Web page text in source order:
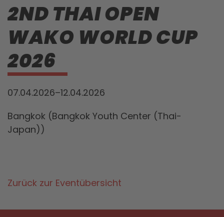
2ND THAI OPEN
WAKO WORLD CUP
2026
07.04.2026–12.04.2026
Bangkok (Bangkok Youth Center (Thai-
Japan))
Zurück zur Eventübersicht